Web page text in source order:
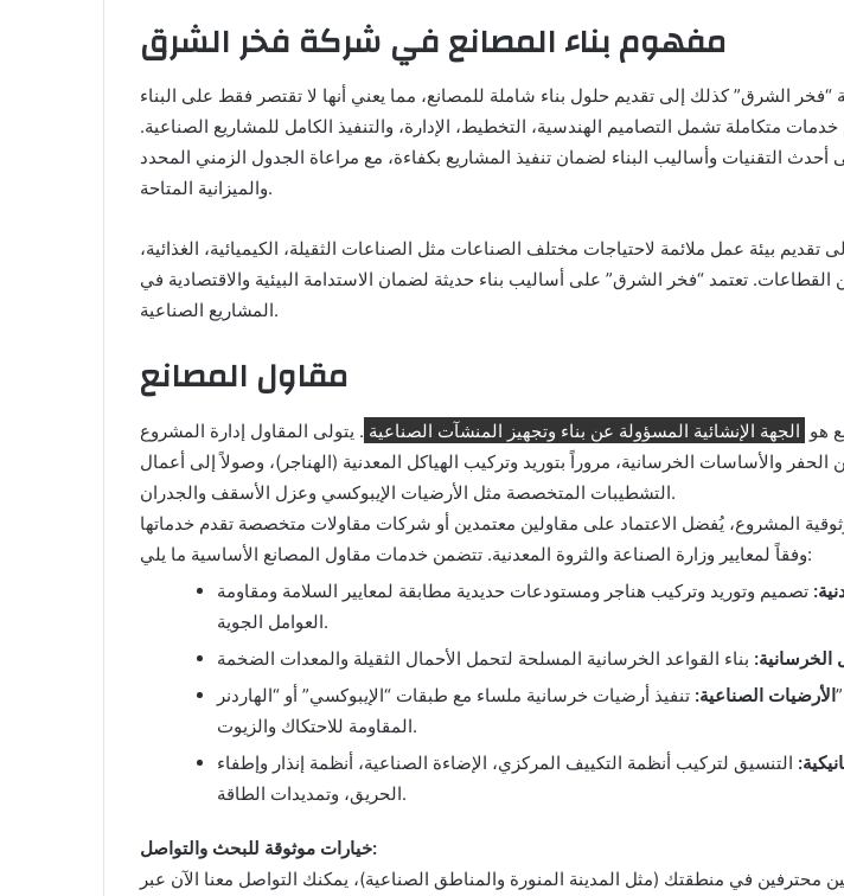
مفهوم بناء المصانع في شركة فخر الشرق
الشرق” كذلك إلى تقديم حلول بناء شاملة للمصانع، مما يعني أنها لا تقتصر فقط على البناء
خدمات متكاملة تشمل التصاميم الهندسية، التخطيط، الإدارة، والتنفيذ الكامل للمشاريع الصناعية.
أحدث التقنيات وأساليب البناء لضمان تنفيذ المشاريع بكفاءة، مع مراعاة الجدول الزمني المحدد
والميزانية المتاحة.
بيئة عمل ملائمة لاحتياجات مختلف الصناعات مثل الصناعات الثقيلة، الكيميائية، الغذائية،
القطاعات. تعتمد “فخر الشرق” على أساليب بناء حديثة لضمان الاستدامة البيئية والاقتصادية في
المشاريع الصناعية.
مقاول المصانع
هو الجهة الإنشائية المسؤولة عن بناء وتجهيز المنشآت الصناعية . يتولى المقاول إدارة المشروع
الحفر والأساسات الخرسانية، مروراً بتوريد وتركيب الهياكل المعدنية (الهناجر)، وصولاً إلى أعمال
التشطيبات المتخصصة مثل الأرضيات الإيبوكسي وعزل الأسقف والجدران.
المشروع، يُفضل الاعتماد على مقاولين معتمدين أو شركات مقاولات متخصصة تقدم خدماتها
وفقاً لمعايير وزارة الصناعة والثروة المعدنية. تتضمن خدمات مقاول المصانع الأساسية ما يلي:
تصميم وتوريد وتركيب هناجر ومستودعات حديدية مطابقة لمعايير السلامة ومقاومة
العوامل الجوية.
الخرسانية:
الأرضيات الصناعية: تنفيذ أرضيات خرسانية ملساء مع طبقات “الإيبوكسي” أو “الهاردنر” (Hardener)
المقاومة للاحتكاك والزيوت.
التنسيق لتركيب أنظمة التكييف المركزي، الإضاءة الصناعية، أنظمة إنذار وإطفاء
الحريق، وتمديدات الطاقة.
خيارات موثوقة للبحث والتواصل:
محترفين في منطقتك (مثل المدينة المنورة والمناطق الصناعية)، يمكنك التواصل معنا الآن عبر